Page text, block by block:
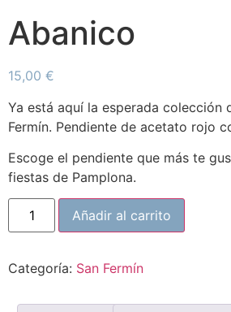
Abanico
15,00 €
Ya está aquí la esperada colección
Fermín. Pendiente de acetato rojo
Escoge el pendiente que más te
fiestas de Pamplona.
Añadir al carrito
Categoría: San Fermín